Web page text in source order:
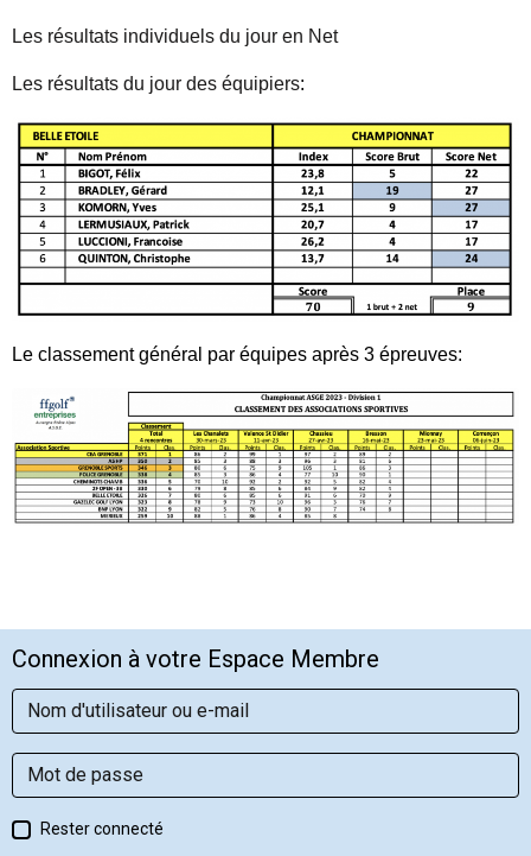
Les résultats individuels du jour en Net
Les résultats du jour des équipiers:
Le classement général par équipes après 3 épreuves:
Connexion à votre Espace Membre
Rester connecté